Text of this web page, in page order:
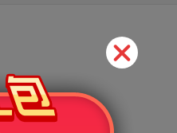
事业单位人员5人